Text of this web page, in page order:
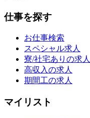
仕事を探す
お仕事検索
スペシャル求人
寮/社宅ありの求人
高収入の求人
期間工の求人
マイリスト